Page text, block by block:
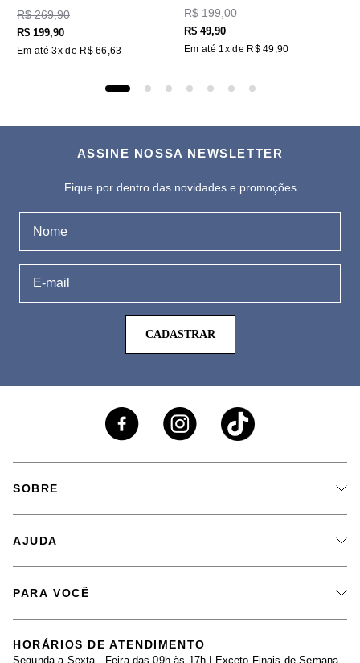
R$ 269,90
R$ 199,90
Em até3x de R$ 66 ,63
R$ 199,00
R$ 49,90
Em até 1x de R$ 49,90
ASSINE NOSSA NEWSLETTER
Fique por dentro das novidades e promoções
CADASTRAR
SOBRE
Seja um Revendedor
AJUDA
Minha Conta
PARA VOCÊ
HORÁRIOS DE ATENDIMENTO
Segunda a Sexta - Feira das 09h às 17h | Exceto Finais de Semana